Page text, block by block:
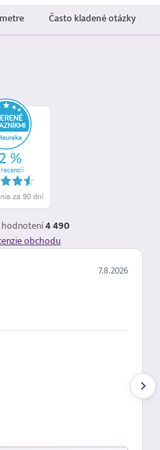
Často kladené otázky
hodnotení4 490
obchodu
7.8.2026